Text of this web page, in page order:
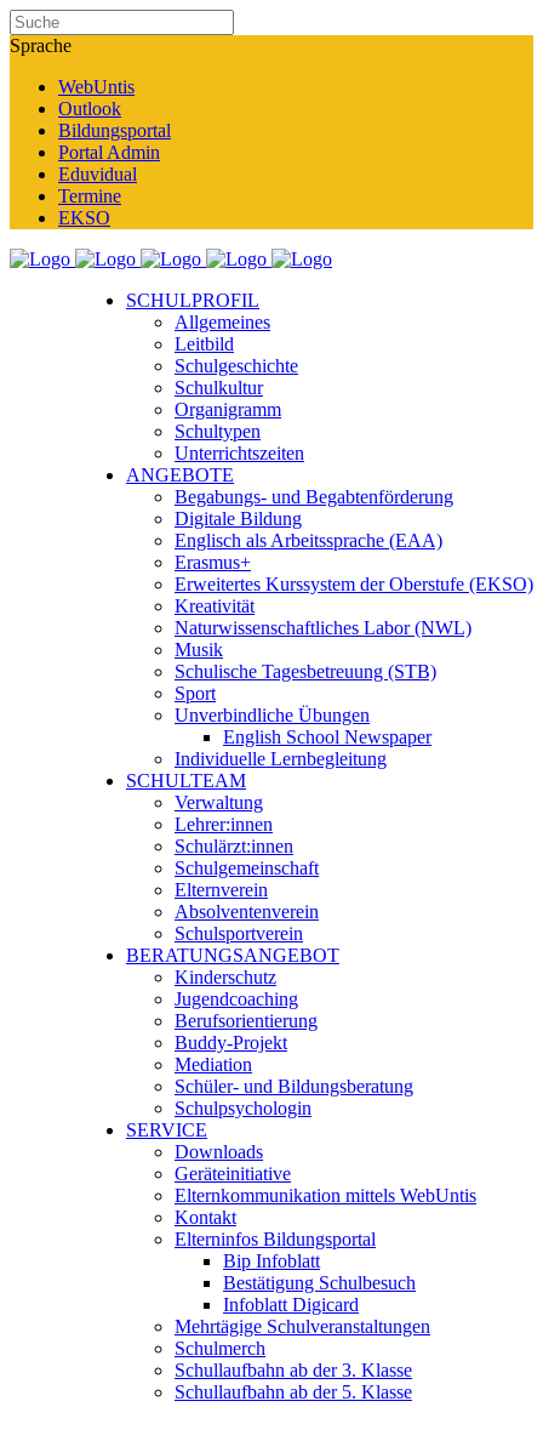
Sprache
WebUntis
Outlook
Bildungsportal
Portal Admin
Eduvidual
Termine
EKSO
SCHULPROFIL
Allgemeines
Leitbild
Schulgeschichte
Schulkultur
Organigramm
Schultypen
Unterrichtszeiten
ANGEBOTE
Begabungs- und Begabtenförderung
Digitale Bildung
Englisch als Arbeitssprache (EAA)
Erasmus+
Erweitertes Kurssystem der Oberstufe (EKSO)
Kreativität
Naturwissenschaftliches Labor (NWL)
Musik
Schulische Tagesbetreuung (STB)
Sport
Unverbindliche Übungen
English School Newspaper
Individuelle Lernbegleitung
SCHULTEAM
Verwaltung
Lehrer:innen
Schulärzt:innen
Schulgemeinschaft
Elternverein
Absolventenverein
Schulsportverein
BERATUNGSANGEBOT
Kinderschutz
Jugendcoaching
Berufsorientierung
Buddy-Projekt
Mediation
Schüler- und Bildungsberatung
Schulpsychologin
SERVICE
Downloads
Geräteinitiative
Elternkommunikation mittels WebUntis
Kontakt
Elterninfos Bildungsportal
Bip Infoblatt
Bestätigung Schulbesuch
Infoblatt Digicard
Mehrtägige Schulveranstaltungen
Schulmerch
Schullaufbahn ab der 3. Klasse
Schullaufbahn ab der 5. Klasse